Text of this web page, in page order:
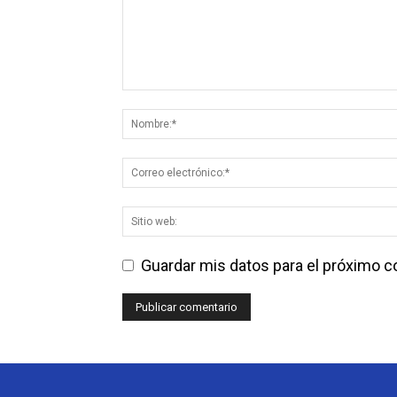
Guardar mis datos para el próximo